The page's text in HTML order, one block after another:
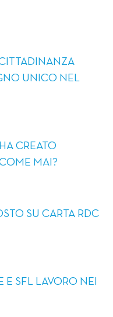
UNICO NEL
CREATO
MAI?
SU CARTA RDC
SFL LAVORO NEI